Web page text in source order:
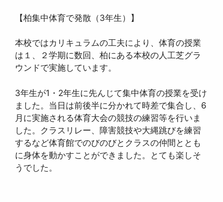
【柏集中体育で発散（3年生）】
本校ではカリキュラムの工夫により、体育の授業
は１、２学期に数回、柏にある本校の人工芝グラ
ウンドで実施しています。
3年生が1・2年生に先んじて集中体育の授業を受け
ました。当日は前後半に分かれて時差で集合し、6
月に実施される体育大会の競技の練習等を行いま
した。クラスリレー、障害競技や大縄跳びを練習
するなど体育館でのびのびとクラスの仲間ととも
に身体を動かすことができました。とても楽しそ
うでした。